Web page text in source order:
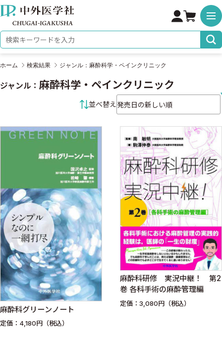
株式会社 中外医学社
検索キーワード
ホーム 検索結果 ジャンル：麻酔科学・ペインクリニック
ジャンル： 麻酔科学・ペインクリニック
並べ替え並べ替え条件
麻酔科グリーンノート
定価：4,180円（税込）
麻酔科研修 実況中継！ 第2
巻 各科手術の麻酔管理編
定価：3,080円（税込）